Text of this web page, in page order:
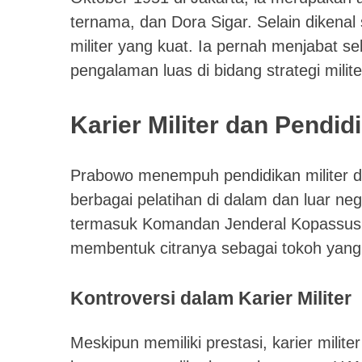
ternama, dan Dora Sigar. Selain
militer yang kuat. Ia pernah menjabat
pengalaman luas di bidang strategi
Karier Militer dan
Prabowo menempuh pendidikan militer
berbagai pelatihan di dalam dan luar
termasuk Komandan Jenderal
membentuk citranya sebagai tokoh
Kontroversi dalam Karier Militer
Meskipun memiliki prestasi, karier